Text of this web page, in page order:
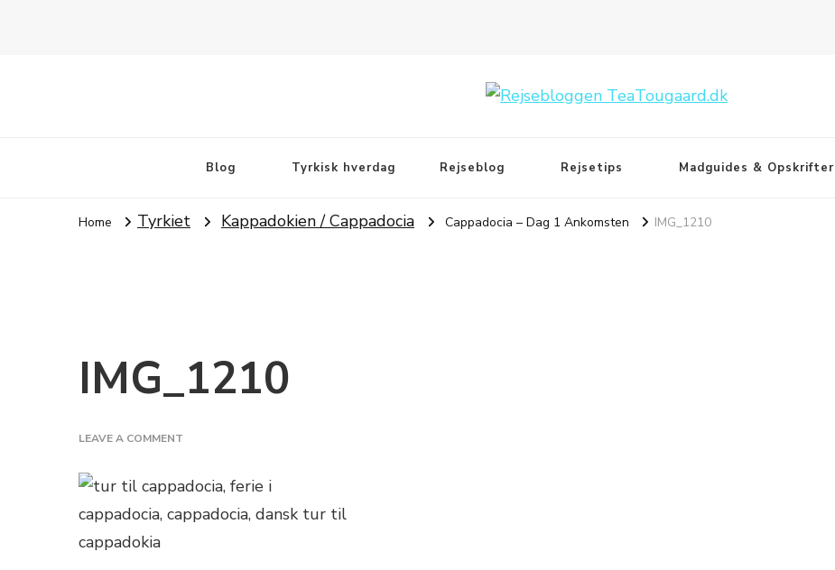
Blog Tyrkisk hverdag Rejseblog Rejsetips Madguides & Opskrifter
Home Tyrkiet Kappadokien / Cappadocia Cappadocia – Dag 1 Ankomsten IMG_1210
IMG_1210
LEAVE A COMMENT